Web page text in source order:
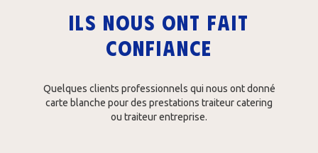
Ils nous ONT FAIT
confiance
Quelques clients professionnels qui nous ont donné
carte blanche pour des prestations traiteur catering
ou traiteur entreprise.